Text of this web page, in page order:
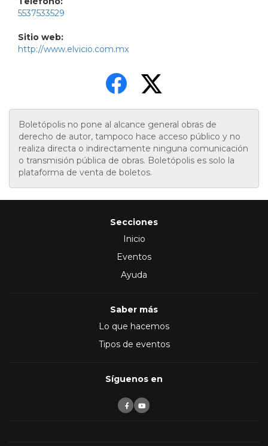
5537533529
Sitio web:
http://www.elvicio.com.mx
Boletópolis no pone al alcance general obras de
derecho de autor, tampoco hace acceso público y no
realiza directa o indirectamente ninguna comunicación
o transmisión pública de obras. Boletópolis es solo la
plataforma de venta de boletos.
Secciones
Inicio
Eventos
Ayuda
Saber más
Lo que hacemos
Tipos de eventos
Síguenos en